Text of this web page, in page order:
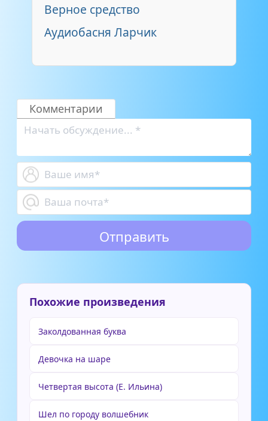
Верное средство
Аудиобасня Ларчик
Комментарии
Похожие произведения
Заколдованная буква
Девочка на шаре
Четвертая высота (Е. Ильина)
Шел по городу волшебник